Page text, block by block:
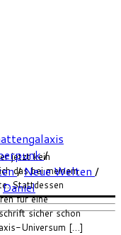
jetzt kein
das bei meinem
Stattdessen
für eine
sicher schon
Universum […]
/
/Neue Welten /
Daniel